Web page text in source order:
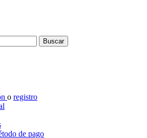
Buscar
o registro
de pago